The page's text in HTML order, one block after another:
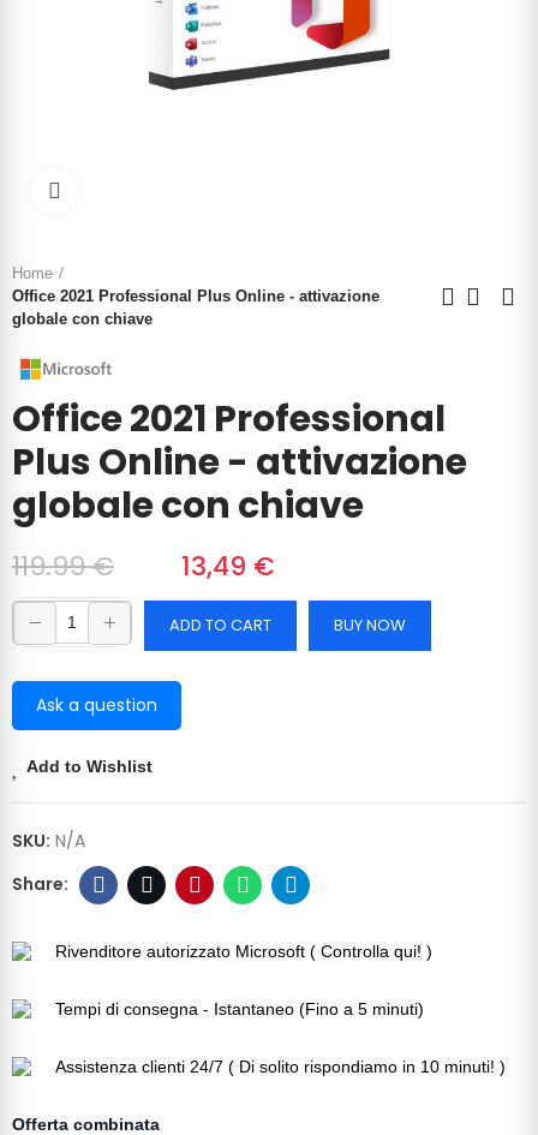
Home
Office 2021 Professional Plus Online - attivazione
globale con chiave
Office 2021 Professional
Plus Online - attivazione
globale con chiave
119.99 € 13,49 €
ADD TO CART BUY NOW
Ask a question
Add to Wishlist
SKU: N/A
Rivenditore autorizzato Microsoft ( Controlla qui! )
Tempi di consegna - Istantaneo (Fino a 5 minuti)
Assistenza clienti 24/7 ( Di solito rispondiamo in 10 minuti! )
Offerta combinata